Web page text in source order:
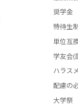
奨学金
特待生
単位互
学友会(
ハラス
配慮の
大学祭